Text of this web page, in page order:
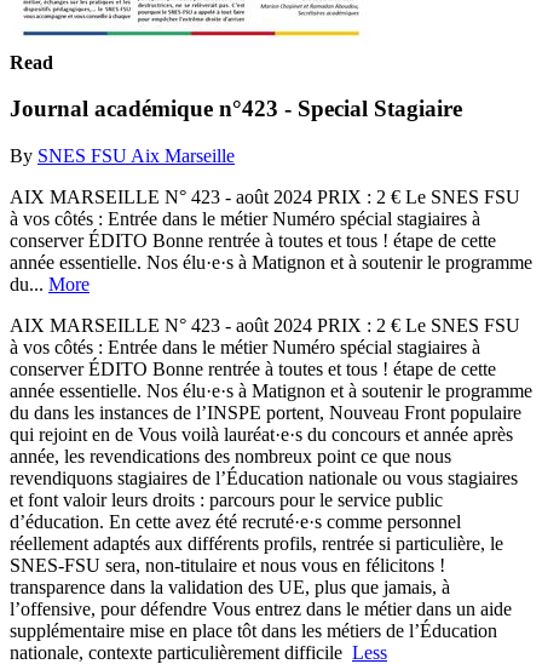
Read
Journal académique n°423 - Special Stagiaire
By SNES FSU Aix Marseille
AIX MARSEILLE N° 423 - août 2024 PRIX : 2 € Le SNES FSU
à vos côtés : Entrée dans le métier Numéro spécial stagiaires à
conserver ÉDITO Bonne rentrée à toutes et tous ! étape de cette
année essentielle. Nos élu·e·s à Matignon et à soutenir le programme
du... More
AIX MARSEILLE N° 423 - août 2024 PRIX : 2 € Le SNES FSU
à vos côtés : Entrée dans le métier Numéro spécial stagiaires à
conserver ÉDITO Bonne rentrée à toutes et tous ! étape de cette
année essentielle. Nos élu·e·s à Matignon et à soutenir le programme
du dans les instances de l’INSPE portent, Nouveau Front populaire
qui rejoint en de Vous voilà lauréat·e·s du concours et année après
année, les revendications des nombreux point ce que nous
revendiquons stagiaires de l’Éducation nationale ou vous stagiaires
et font valoir leurs droits : parcours pour le service public
d’éducation. En cette avez été recruté·e·s comme personnel
réellement adaptés aux différents profils, rentrée si particulière, le
SNES-FSU sera, non-titulaire et nous vous en félicitons !
transparence dans la validation des UE, plus que jamais, à
l’offensive, pour défendre Vous entrez dans le métier dans un aide
supplémentaire mise en place tôt dans les métiers de l’Éducation
nationale, contexte particulièrement difficile Less